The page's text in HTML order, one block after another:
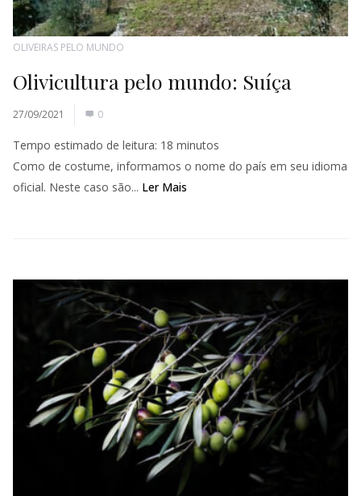
OLIVEIRAS PELO MUNDO
Olivicultura pelo mundo: Suíça
27/09/2021 0
Tempo estimado de leitura: 18 minutos
Como de costume, informamos o nome do país em seu idioma
oficial. Neste caso são... Ler Mais